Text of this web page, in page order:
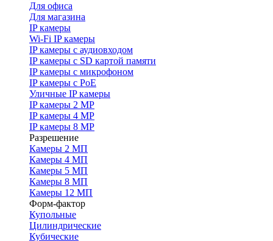
Для офиса
Для магазина
IP камеры
Wi-Fi IP камеры
IP камеры с аудиовходом
IP камеры с SD картой памяти
IP камеры с микрофоном
IP камеры с PoE
Уличные IP камеры
IP камеры 2 MP
IP камеры 4 MP
IP камеры 8 MP
Разрешение
Камеры 2 МП
Камеры 4 МП
Камеры 5 МП
Камеры 8 МП
Камеры 12 МП
Форм-фактор
Купольные
Цилиндрические
Кубические